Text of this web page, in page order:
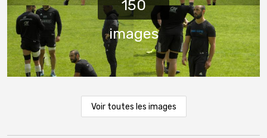
Voir toutes les images